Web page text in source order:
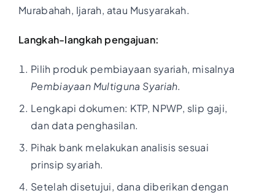
Murabahah, Ijarah, atau Musyarakah.
Langkah-langkah pengajuan:
Pilih produk pembiayaan syariah, misalnya
Pembiayaan Multiguna Syariah.
Lengkapi dokumen: KTP, NPWP, slip gaji,
dan data penghasilan.
Pihak bank melakukan analisis sesuai
prinsip syariah.
Setelah disetujui, dana diberikan dengan